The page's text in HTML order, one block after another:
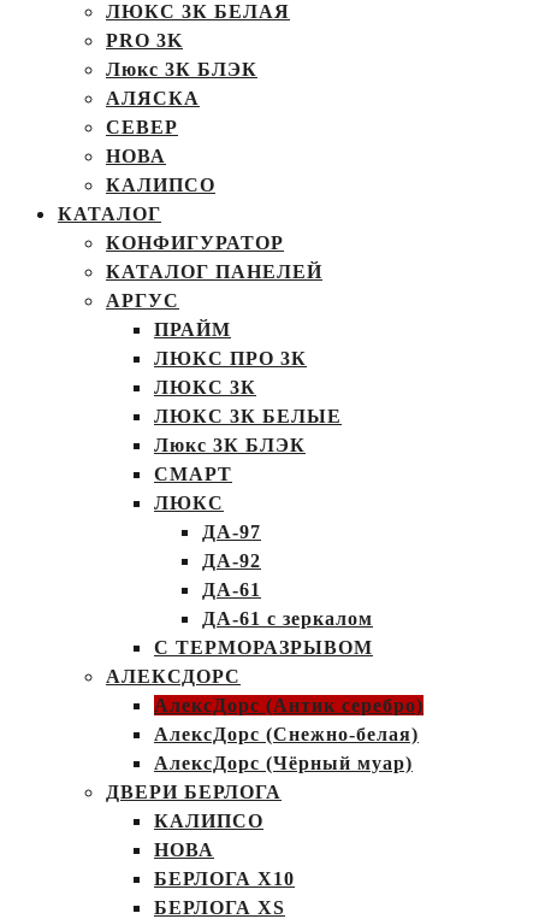
ЛЮКС 3К БЕЛАЯ
PRO 3K
Люкс 3К БЛЭК
АЛЯСКА
СЕВЕР
НОВА
КАЛИПСО
КАТАЛОГ
КОНФИГУРАТОР
КАТАЛОГ ПАНЕЛЕЙ
АРГУС
ПРАЙМ
ЛЮКС ПРО 3К
ЛЮКС 3К
ЛЮКС 3К БЕЛЫЕ
Люкс 3К БЛЭК
СМАРТ
ЛЮКС
ДА-97
ДА-92
ДА-61
ДА-61 с зеркалом
С ТЕРМОРАЗРЫВОМ
АЛЕКСДОРС
АлексДорс (Антик серебро)
АлексДорс (Снежно-белая)
АлексДорс (Чёрный муар)
ДВЕРИ БЕРЛОГА
КАЛИПСО
НОВА
БЕРЛОГА Х10
БЕРЛОГА XS